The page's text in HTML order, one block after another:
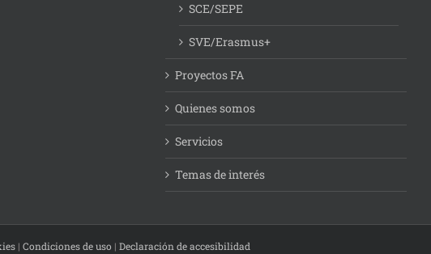
SCE/SEPE
SVE/Erasmus+
Proyectos FA
Quienes somos
Servicios
Temas de interés
| Condiciones de uso | Declaración de accesibilidad